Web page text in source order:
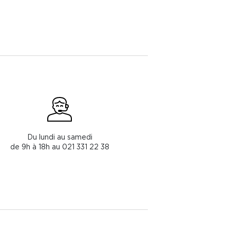
Du lundi au samedi
de 9h à 18h au 021 331 22 38